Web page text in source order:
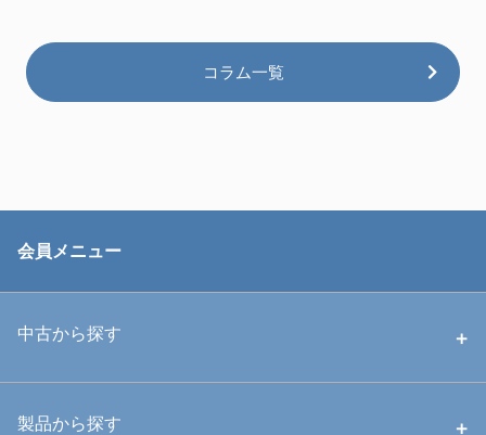
コラム一覧
会員メニュー
中古から探す
中古ハウジング
製品から探す